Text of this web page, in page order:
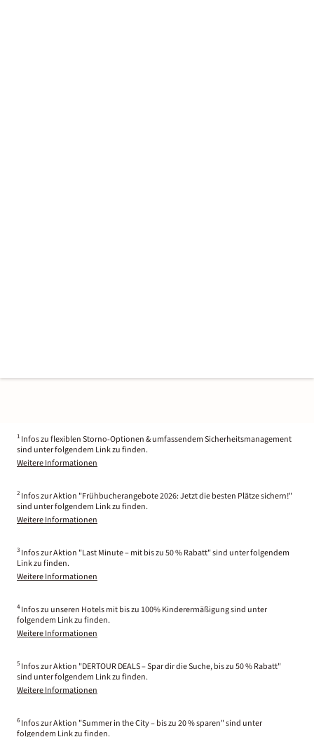
1 Infos zu flexiblen Storno-Optionen & umfassendem Sicherheitsmanagement
sind unter folgendem Link zu finden.
Weitere Informationen
2 Infos zur Aktion "Frühbucherangebote 2026: Jetzt die besten Plätze sichern!"
sind unter folgendem Link zu finden.
Weitere Informationen
3 Infos zur Aktion "Last Minute – mit bis zu 50 % Rabatt" sind unter folgendem
Link zu finden.
Weitere Informationen
4 Infos zu unseren Hotels mit bis zu 100% Kinderermäßigung sind unter
folgendem Link zu finden.
Weitere Informationen
5 Infos zur Aktion "DERTOUR DEALS – Spar dir die Suche, bis zu 50 % Rabatt"
sind unter folgendem Link zu finden.
Weitere Informationen
6 Infos zur Aktion "Summer in the City – bis zu 20 % sparen" sind unter
folgendem Link zu finden.